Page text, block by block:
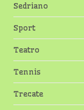
Sedriano
Sport
Teatro
Tennis
Trecate